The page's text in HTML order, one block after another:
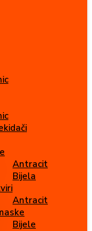
Antracit
Bijela
Antracit
Bijele